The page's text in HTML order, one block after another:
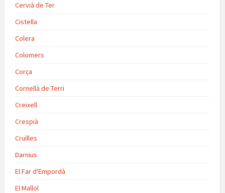
Cervià de Ter
Cistella
Colera
Colomers
Corça
Cornellà de Terri
Creixell
Crespià
Cruïlles
Darnius
El Far d'Empordà
El Mallol